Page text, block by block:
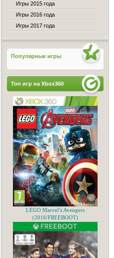
Игры 2015 года
Игры 2016 года
Игры 2017 года
Популярные игры
Топ игр на Xbox360
LEGO Marvel’s Avengers
(2016/FREEBOOT)